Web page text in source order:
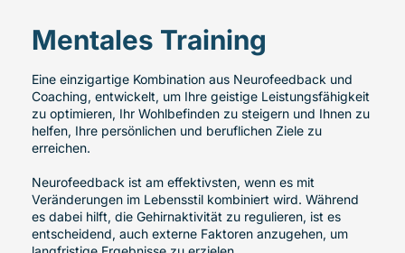
Mentales Training
Eine einzigartige Kombination aus Neurofeedback und
Coaching, entwickelt, um Ihre geistige Leistungsfähigkeit
zu optimieren, Ihr Wohlbefinden zu steigern und Ihnen zu
helfen, Ihre persönlichen und beruflichen Ziele zu
erreichen.
Neurofeedback ist am effektivsten, wenn es mit
Veränderungen im Lebensstil kombiniert wird. Während
es dabei hilft, die Gehirnaktivität zu regulieren, ist es
entscheidend, auch externe Faktoren anzugehen, um